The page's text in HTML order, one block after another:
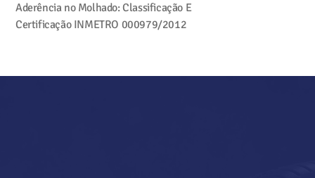
Aderência no Molhado: Classificação E
Certificação INMETRO 000979/2012